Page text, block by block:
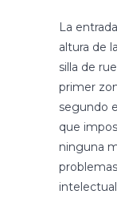
La
altura de
silla de
primer
segundo
que
ninguna